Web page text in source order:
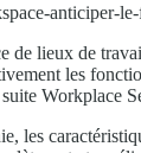
anticiper-
de lieux de
les
Workplace
les